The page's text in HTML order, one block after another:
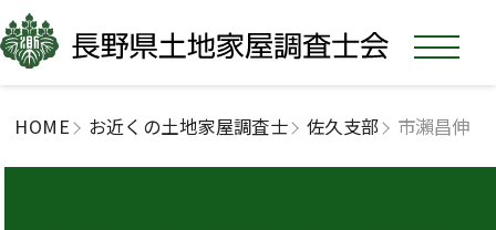
HOME お近くの土地家屋調査士 佐久支部 市瀨昌伸